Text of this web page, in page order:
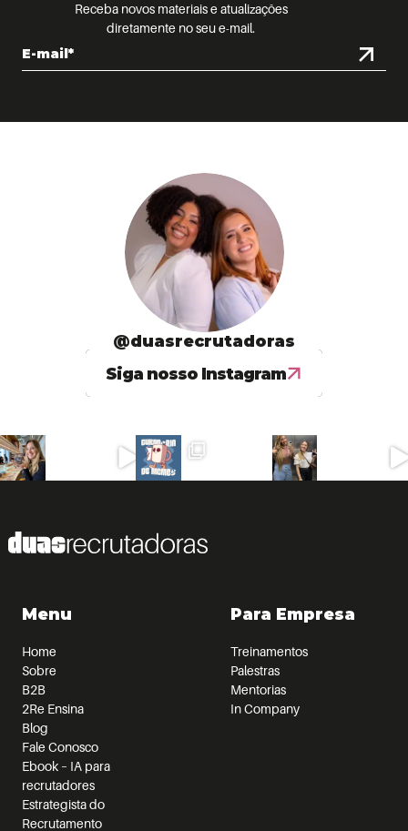
Receba novos materiais e atualizações
diretamente no seu e-mail.
@duasrecrutadoras
Siga nosso Instagram
Menu
Home
Sobre
B2B
2Re Ensina
Blog
Fale Conosco
Ebook – IA para
recrutadores
Estrategista do
Recrutamento
Para Empresa
Treinamentos
Palestras
Mentorias
In Company